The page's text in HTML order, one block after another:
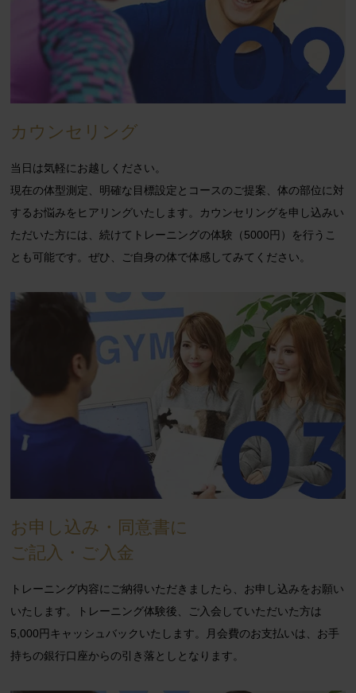
カウンセリング
当日は気軽にお越しください。
現在の体型測定、明確な目標設定とコースのご提案、体の部位に対
するお悩みをヒアリングいたします。カウンセリングを申し込みい
ただいた方には、続けてトレーニングの体験（5000円）を行うこ
とも可能です。ぜひ、ご自身の体で体感してみてください。
お申し込み・同意書に
ご記入・ご入金
トレーニング内容にご納得いただきましたら、お申し込みをお願い
いたします。トレーニング体験後、ご入会していただいた方は
5,000円キャッシュバックいたします。月会費のお支払いは、お手
持ちの銀行口座からの引き落としとなります。